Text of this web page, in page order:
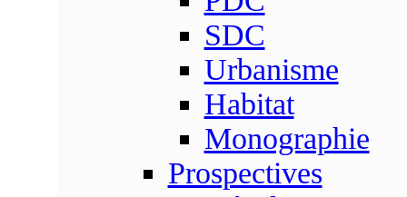
SDC
Urbanisme
Habitat
Monographie
Prospectives